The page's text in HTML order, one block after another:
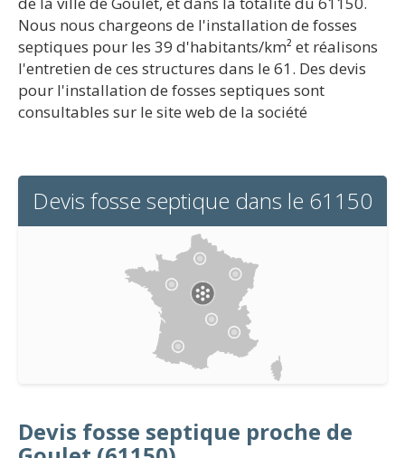
Nous nous chargeons de l'installation de fosses
septiques pour les 39 d'habitants/km² et réalisons
l'entretien de ces structures dans le 61. Des devis
pour l'installation de fosses septiques sont
consultables sur le site web de la société
Devis fosse septique dans le 61150
Devis fosse septique proche de